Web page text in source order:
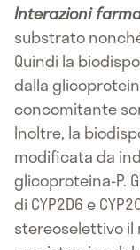
Interazioni
substrato
Quindi la
dalla
concomitante
Inoltre, la
modificata da
glicoproteina-P.
di CYP2D6 e
stereoselettivo